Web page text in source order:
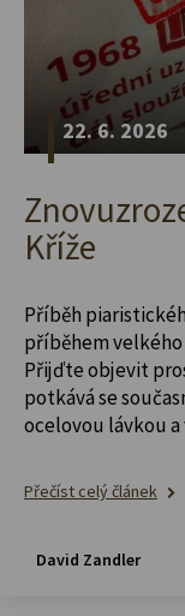
22. 6. 2026
Kříže
Příběh
příběhem
Přijďte objevit
potkává se
ocelovou lávkou
Přečíst celý článek
David Zandler